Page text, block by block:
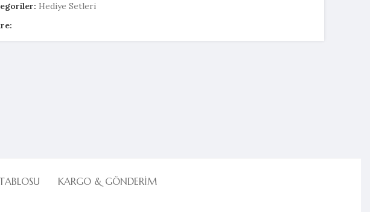
Hediye Setleri
KARGO & GÖNDERIM